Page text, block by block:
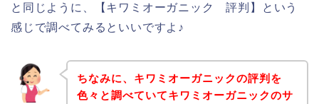
と同じように、【キワミオーガニック 評判】という
感じで調べてみるといいですよ♪
ちなみに、キワミオーガニックの評判を
色々と調べていてキワミオーガニックのサ